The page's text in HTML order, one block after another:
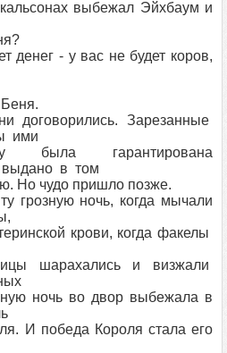
выбежал Эйхбаум и
денег - у вас не будет коров,
Зарезанные
ими
была гарантирована
выдано в том
Но чудо пришло позже.
грозную ночь, когда мычали
крови, когда факелы
шарахались и визжали
ночь во двор выбежала в
И победа Короля стала его